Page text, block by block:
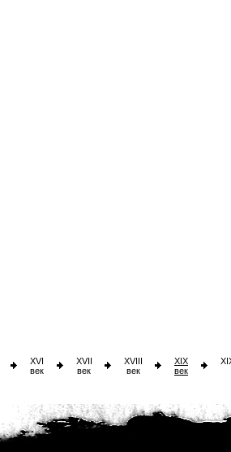
XVI
век
XVII
век
XVIII
век
XIX
век